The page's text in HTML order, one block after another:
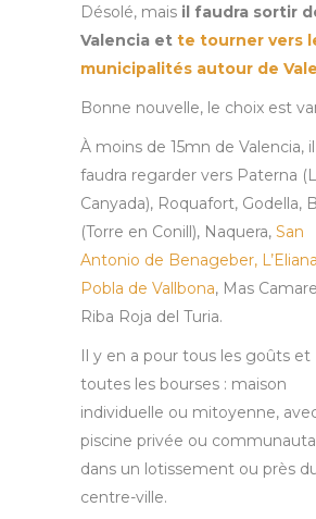
Désolé, mais il faudra sortir
Valencia et te tourner vers
municipalités autour de
Bonne nouvelle, le choix est
À moins de 15mn de Valencia, il
faudra regarder vers Paterna
Canyada), Roquafort, Godella,
(Torre en Conill), Naquera, San
Antonio de Benageber,
Pobla de Vallbona, Mas
Riba Roja del Turia.
Il y en a pour tous les goûts et
toutes les bourses : maison
individuelle ou mitoyenne,
piscine privée ou
dans un lotissement ou près
centre-ville.